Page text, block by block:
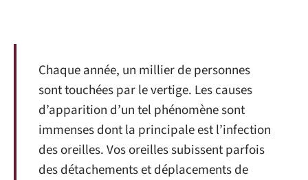
Chaque année, un millier de personnes
sont touchées par le vertige. Les causes
d’apparition d’un tel phénomène sont
immenses dont la principale est l’infection
des oreilles. Vos oreilles subissent parfois
des détachements et déplacements de